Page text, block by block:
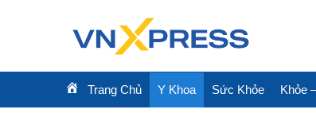
Trang Chủ Y Khoa Sức Khỏe Khỏe